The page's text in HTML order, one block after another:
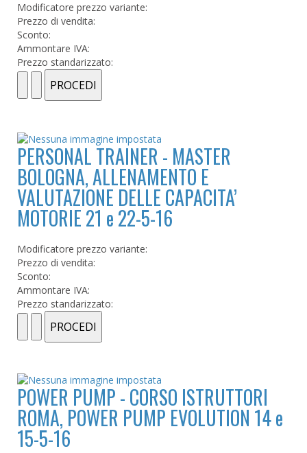
Modificatore prezzo variante:
Prezzo di vendita:
Sconto:
Ammontare IVA:
Prezzo standarizzato:
PERSONAL TRAINER - MASTER
BOLOGNA, ALLENAMENTO E
VALUTAZIONE DELLE CAPACITA’
MOTORIE 21 e 22-5-16
Modificatore prezzo variante:
Prezzo di vendita:
Sconto:
Ammontare IVA:
Prezzo standarizzato:
POWER PUMP - CORSO ISTRUTTORI
ROMA, POWER PUMP EVOLUTION 14 e
15-5-16